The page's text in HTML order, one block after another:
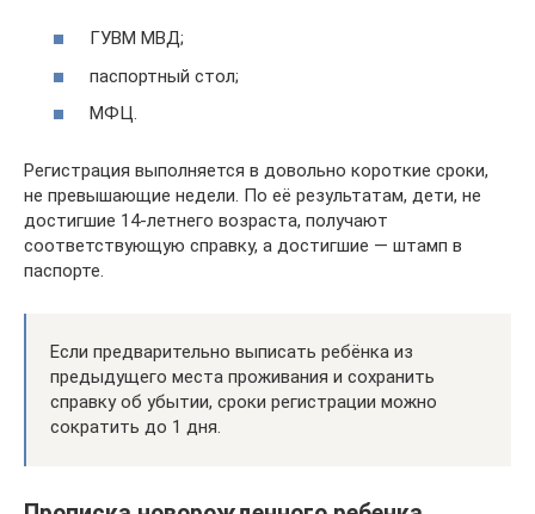
ГУВМ МВД;
паспортный стол;
МФЦ.
Регистрация выполняется в довольно короткие сроки,
не превышающие недели. По её результатам, дети, не
достигшие 14-летнего возраста, получают
соответствующую справку, а достигшие — штамп в
паспорте.
Если предварительно выписать ребёнка из
предыдущего места проживания и сохранить
справку об убытии, сроки регистрации можно
сократить до 1 дня.